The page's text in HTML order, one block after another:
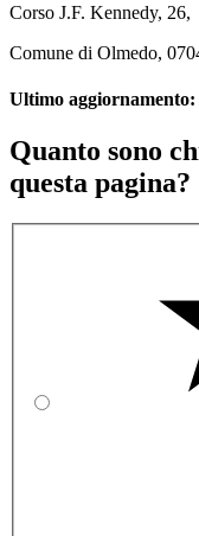
Corso J.F. Kennedy, 26,
Comune di Olmedo,
Ultimo aggiornamento:
Quanto sono
questa pagina?